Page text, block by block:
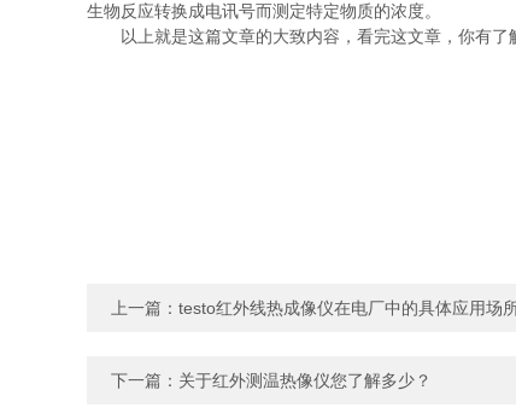
生物反应转换成电讯号而测定特定物质的浓度。
以上就是这篇文章的大致内容，看完这文章，你有了
上一篇： testo红外线热成像仪在电厂中的具体应用场
下一篇： 关于红外测温热像仪您了解多少？